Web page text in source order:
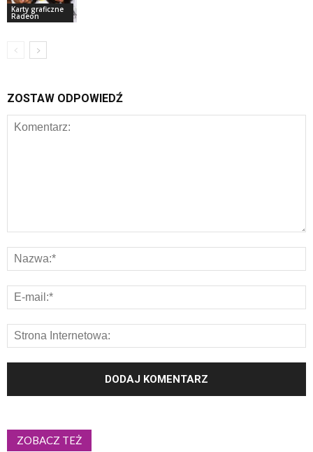
Karty graficzne
Radeon
ZOSTAW ODPOWIEDŹ
ZOBACZ TEŻ